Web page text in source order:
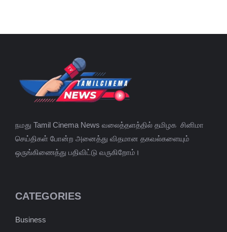
நமது Tamil Cinema News வலைத்தளத்தில் தமிழக சினிமா
செய்திகள் போன்ற அனைத்து விதமான தகவல்களையும்
ஒருங்கிணைத்து பதிவிட்டு வருகிறோம்।
CATEGORIES
Business